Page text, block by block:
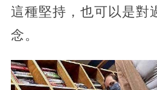
這種堅持，也可以是對
念。